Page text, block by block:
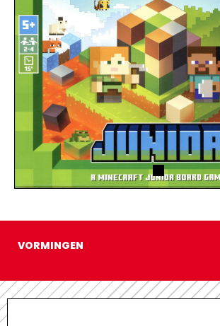
VORMINGEN